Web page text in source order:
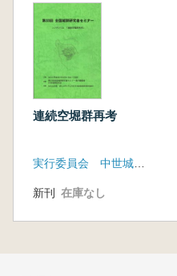
連続空堀群再考
実行委員会 中世城郭研究会
新刊 在庫なし